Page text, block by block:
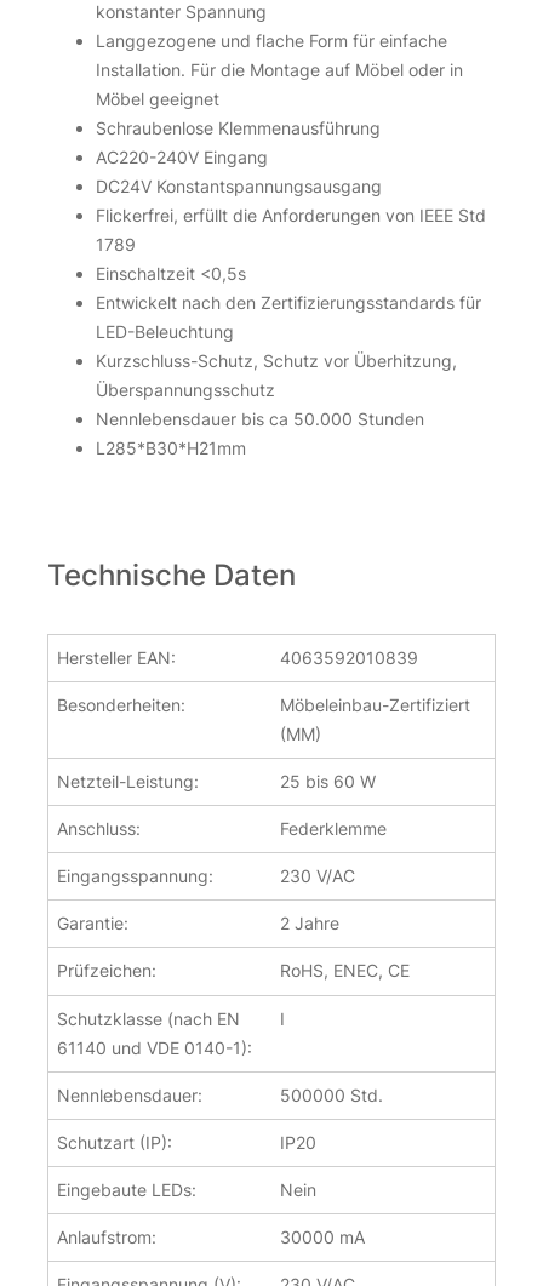
konstanter Spannung
Langgezogene und flache Form für einfache
Installation. Für die Montage auf Möbel oder in
Möbel geeignet
Schraubenlose Klemmenausführung
AC220-240V Eingang
DC24V Konstantspannungsausgang
Flickerfrei, erfüllt die Anforderungen von IEEE Std
1789
Einschaltzeit <0,5s
Entwickelt nach den Zertifizierungsstandards für
LED-Beleuchtung
Kurzschluss-Schutz, Schutz vor Überhitzung,
Überspannungsschutz
Nennlebensdauer bis ca 50.000 Stunden
L285*B30*H21mm
Technische Daten
Hersteller EAN: 4063592010839
Besonderheiten:
Möbeleinbau-Zertifiziert
(MM)
Netzteil-Leistung: 25 bis 60 W
Anschluss: Federklemme
Eingangsspannung: 230 V/AC
Garantie: 2 Jahre
Prüfzeichen: RoHS, ENEC, CE
Schutzklasse (nach EN
61140 und VDE 0140-1):
I
Nennlebensdauer: 500000 Std.
Schutzart (IP): IP20
Eingebaute LEDs: Nein
Anlaufstrom: 30000 mA